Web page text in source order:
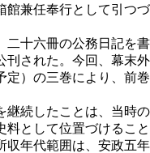
兼任奉行として引
十六冊の公務日記を
された。今回、幕
）の三巻により、前
続したことは、当
として位置づけること
年代範囲は、安政